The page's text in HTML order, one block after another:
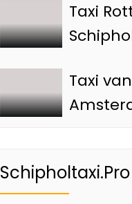
Taxi
je
teveel
Taxi van
Schipholtaxi.Pro